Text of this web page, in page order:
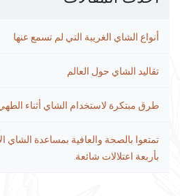
أنواع الشاي الغريبة التي لم تسمع عنها
تقاليد الشاي حول العالم
طرق مبتكرة لاستخدام الشاي أثناء
تمتعوا بالصحة والعافية بمساعدة
بأربعة اعتلالات شائعة.